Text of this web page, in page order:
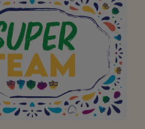
voor jullie,
inzet voor,
klant! Dit wordt